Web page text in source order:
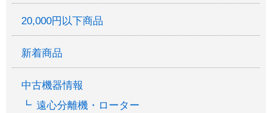
20,000円以下商品
新着商品
中古機器情報
遠心分離機・ローター